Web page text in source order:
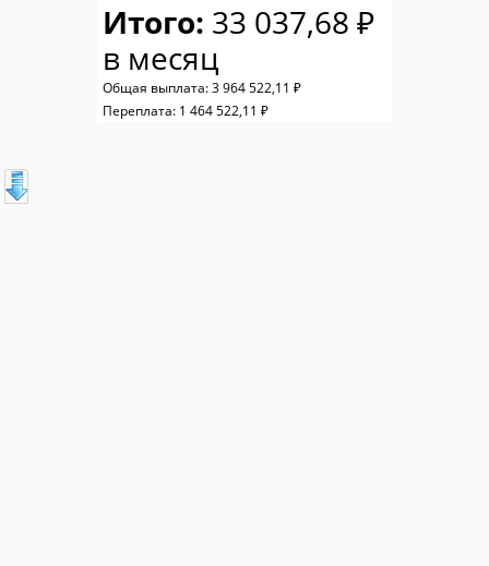
Итого: 33 037,68 ₽
в месяц
Общая выплата: 3 964 522,11 ₽
Переплата: 1 464 522,11 ₽